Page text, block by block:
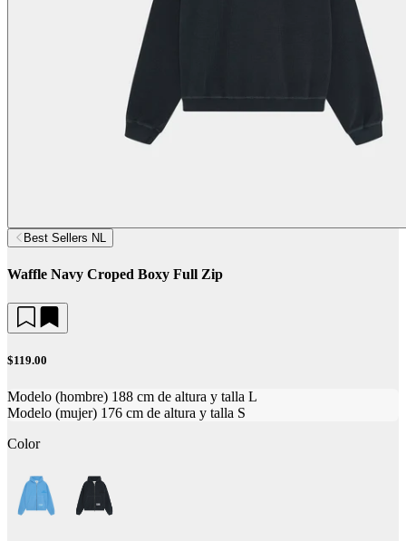
Best Sellers NL
Waffle Navy Croped Boxy Full Zip
$119.00
Modelo (hombre) 188 cm de altura y talla L
Modelo (mujer) 176 cm de altura y talla S
Color